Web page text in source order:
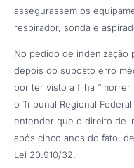
assegurassem os
respirador, sonda e
No pedido de indenização
depois do suposto erro
por ter visto a filha
o Tribunal Regional
entender que o direito de
após cinco anos do fato,
Lei 20.910/32.